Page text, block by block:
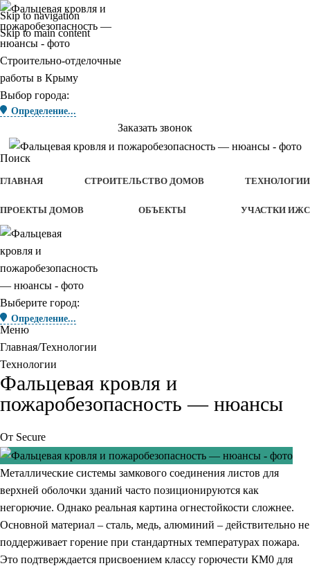
Skip to navigation
Skip to main content
Строительно-отделочные
работы в Крыму
Выбор города:
Определение...
Заказать звонок
Поиск
ГЛАВНАЯ СТРОИТЕЛЬСТВО ДОМОВ ТЕХНОЛОГИИ
ПРОЕКТЫ ДОМОВ ОБЪЕКТЫ УЧАСТКИ ИЖС
Выберите город:
Определение...
Меню
Главная Технологии
Технологии
Фальцевая кровля и
пожаробезопасность — нюансы
От Secure
Металлические системы замкового соединения листов для
верхней оболочки зданий часто позиционируются как
негорючие. Однако реальная картина огнестойкости сложнее.
Основной материал – сталь, медь, алюминий – действительно не
поддерживает горение при стандартных температурах пожара.
Это подтверждается присвоением классу горючести КМ0 для